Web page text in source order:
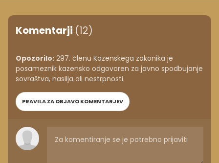
Komentarji (12)
Opozorilo: 297. členu Kazenskega zakonika je
posameznik kazensko odgovoren za javno spodbujanje
sovraštva, nasilja ali nestrpnosti.
PRAVILA ZA OBJAVO KOMENTARJEV